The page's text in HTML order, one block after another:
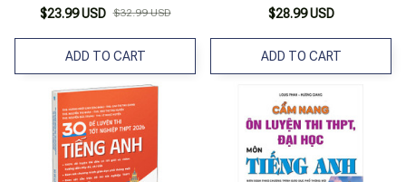
$23.99 USD $32.99 USD
ADD TO CART
$28.99 USD
ADD TO CART